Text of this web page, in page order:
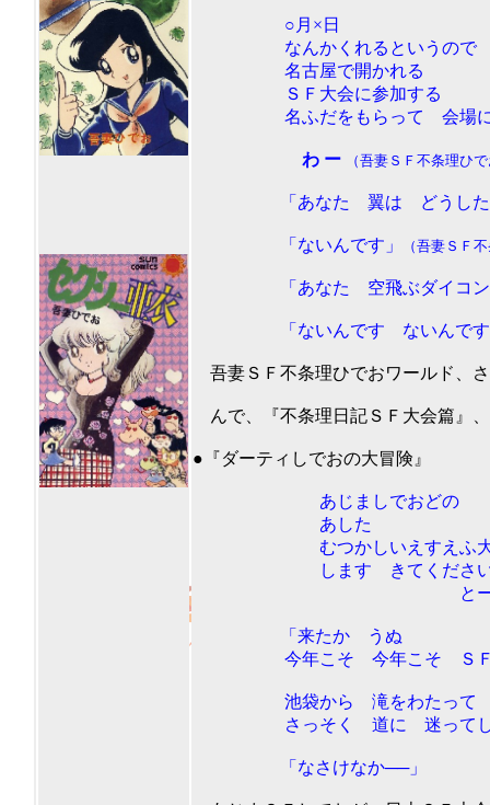
○月×日
なんかくれるというので
名古屋で開かれる
ＳＦ大会に参加する
名ふだをもらって 会場に
わ ー （吾妻ＳＦ不条理ひ
「あなた 翼は どうしたん
「ないんです」 （吾妻ＳＦ
「あなた 空飛ぶダイコン
「ないんです ないんです
吾妻ＳＦ不条理ひでおワールド、
んで、『不条理日記ＳＦ大会篇』
●『ダーティしでおの大冒険』
あじましでおどの
あした
むつかしいえすえふ大
します きてくださ
とーこん
「来たか うぬ
今年こそ 今年こそ ＳＦに
池袋から 滝をわたって 浅
さっそく 道に 迷ってし
「なさけなか──」